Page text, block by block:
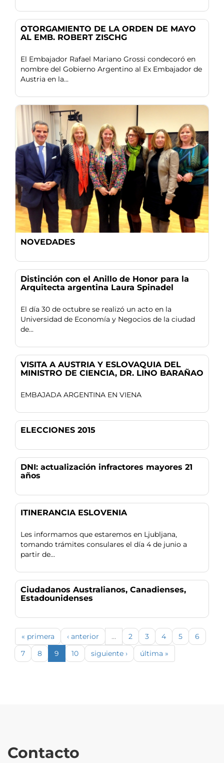
OTORGAMIENTO DE LA ORDEN DE MAYO
AL EMB. ROBERT ZISCHG
El Embajador Rafael Mariano Grossi condecoró en
nombre del Gobierno Argentino al Ex Embajador de
Austria en la...
NOVEDADES
Distinción con el Anillo de Honor para la
Arquitecta argentina Laura Spinadel
El día 30 de octubre se realizó un acto en la
Universidad de Economía y Negocios de la ciudad
de...
VISITA A AUSTRIA Y ESLOVAQUIA DEL
MINISTRO DE CIENCIA, DR. LINO BARAÑAO
EMBAJADA ARGENTINA EN VIENA
ELECCIONES 2015
DNI: actualización infractores mayores 21
años
ITINERANCIA ESLOVENIA
Les informamos que estaremos en Ljubljana,
tomando trámites consulares el día 4 de junio a
partir de...
Ciudadanos Australianos, Canadienses,
Estadounidenses
« primera ‹ anterior … 2 3 4 5
6
7
8 9 10 siguiente › última »
Contacto